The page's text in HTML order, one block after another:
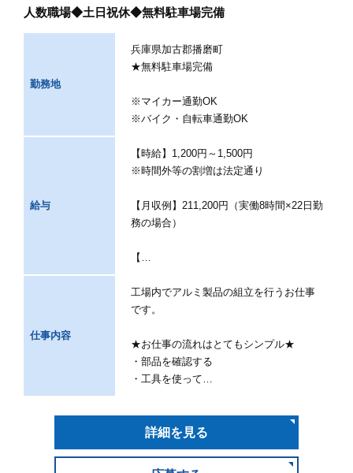
人数職場◆土日祝休◆無料駐車場完備
勤務地
兵庫県加古郡播磨町
★無料駐車場完備
※マイカー通勤OK
※バイク・自転車通勤OK
給与
【時給】1,200円～1,500円
※時間外等の割増は法定通り
【月収例】211,200円（実働8時間×22日勤
務の場合）
【…
仕事内容
工場内でアルミ製品の組立を行うお仕事
です。
★お仕事の流れはとてもシンプル★
・部品を確認する
・工具を使って…
詳細を見る